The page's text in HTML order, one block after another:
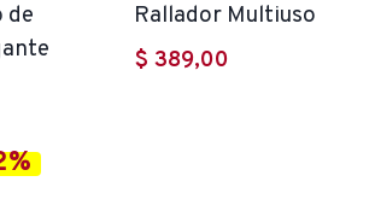
de
Rallador Multiuso
$ 389,00